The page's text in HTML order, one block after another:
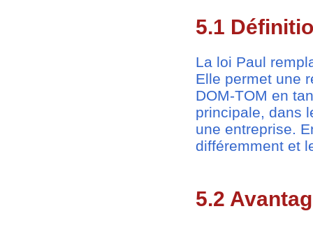
5.1
La loi Paul
Elle permet une
DOM-TOM en
principale, dans
une entreprise.
différemment et
5.2